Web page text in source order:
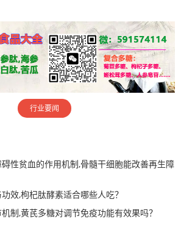
行业要闻
性贫血的作用机制,骨髓干细胞能改善再生障
效,枸杞肽酵素适合哪些人吃？
制,黄芪多糖对调节免疫功能有效果吗？